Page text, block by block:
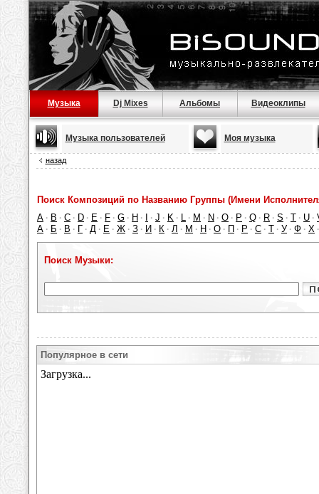
Музыка Dj Mixes Альбомы Видеоклипы
Музыка пользователей Моя музыка
назад
Поиск Композиций по Названию Группы (Имени
A · B · C · D · E · F · G · H · · J · K · L · M · N · O · P · Q · R · S · T · U ·
А · Б · В · Г · Д · Е · Ж · З · И · К · Л · М · Н · О · П · Р · С · Т · У · Ф · Х
Поиск Музыки:
Популярное в сети